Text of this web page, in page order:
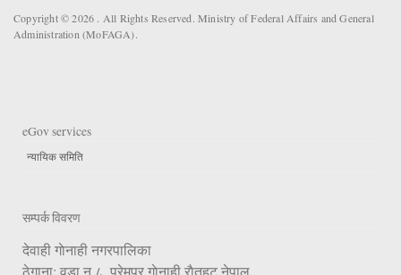
Copyright © 2026 . All Rights Reserved. Ministry of Federal Affairs and General
Administration (MoFAGA).
eGov services
न्यायिक समिति
सम्पर्क विवरण
देवाही गाेनाही नगरपालिका
ठेगाना: वडा न.८, प्रेमपुर गाेनाही,राैतहट,नेपाल